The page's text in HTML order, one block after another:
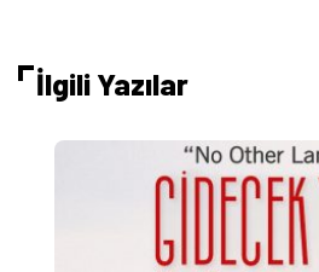
İlgili Yazılar